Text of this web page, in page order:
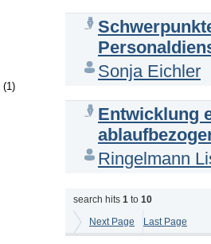
(1)
Sonja Eichler
Entwicklung
Ringelmann
search hits 1 to 10
Next Page
Last Page